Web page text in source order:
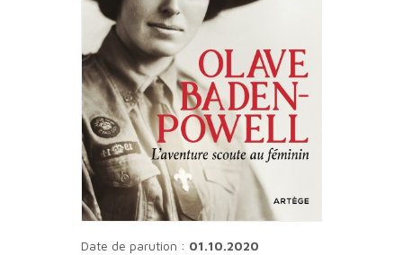
Date de parution : 01.10.2020